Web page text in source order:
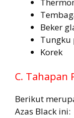
Beker
Tungku
Korek
C. Tahapan
Berikut
Azas Black ini: